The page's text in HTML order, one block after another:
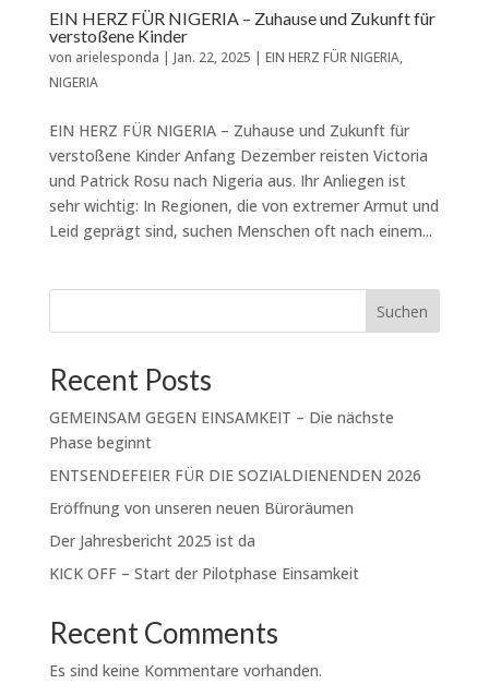
EIN HERZ FÜR NIGERIA – Zuhause und Zukunft für
verstoßene Kinder
von arielesponda | Jan. 22, 2025 | EIN HERZ FÜR NIGERIA,
NIGERIA
EIN HERZ FÜR NIGERIA – Zuhause und Zukunft für
verstoßene Kinder Anfang Dezember reisten Victoria
und Patrick Rosu nach Nigeria aus. Ihr Anliegen ist
sehr wichtig: In Regionen, die von extremer Armut und
Leid geprägt sind, suchen Menschen oft nach einem...
Suchen
Recent Posts
GEMEINSAM GEGEN EINSAMKEIT – Die nächste
Phase beginnt
ENTSENDEFEIER FÜR DIE SOZIALDIENENDEN 2026
Eröffnung von unseren neuen Büroräumen
Der Jahresbericht 2025 ist da
KICK OFF – Start der Pilotphase Einsamkeit
Recent Comments
Es sind keine Kommentare vorhanden.